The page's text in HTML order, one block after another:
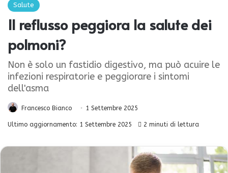
Salute
Il reflusso peggiora la salute dei
polmoni?
Non è solo un fastidio digestivo, ma può acuire le
infezioni respiratorie e peggiorare i sintomi
dell'asma
Francesco Bianco 1 Settembre 2025
Ultimo aggiornamento: 1 Settembre 2025 2 minuti di lettura